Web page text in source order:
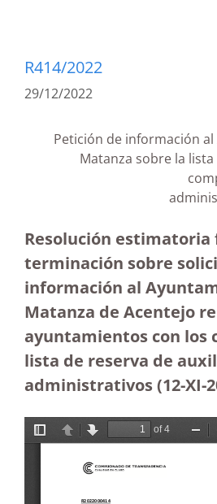
R414/2022
29/12/2022
Petición de información
Matanza sobre la
Resolución estimatoria
terminación sobre
información al
Matanza de Acentejo
ayuntamientos con los
lista de reserva de
administrativos (12-XI-